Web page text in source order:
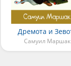
Дремота и
Самуил Маршак